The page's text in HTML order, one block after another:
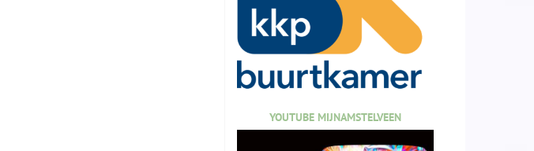
YOUTUBE MIJNAMSTELVEEN